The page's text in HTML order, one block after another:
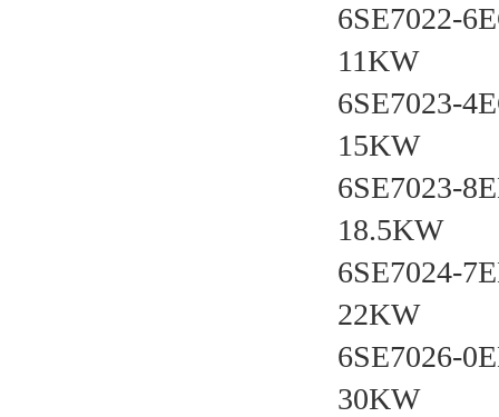
6SE7022-
11KW
6SE7023-
15KW
6SE7023-
18.5KW
6SE7024-
22KW
6SE7026-
30KW